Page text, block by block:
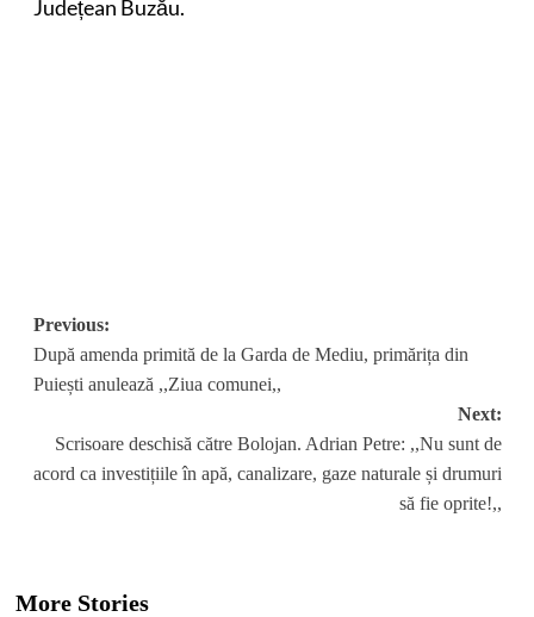
Județean Buzău.
Post
navigation
Previous:
După amenda primită de la Garda de Mediu, primărița din
Puiești anulează ,,Ziua comunei,,
Next:
Scrisoare deschisă către Bolojan. Adrian Petre: ,,Nu sunt de
acord ca investițiile în apă, canalizare, gaze naturale și drumuri
să fie oprite!,,
More Stories